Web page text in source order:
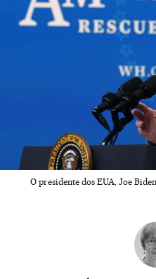
O presidente dos EUA, Joe